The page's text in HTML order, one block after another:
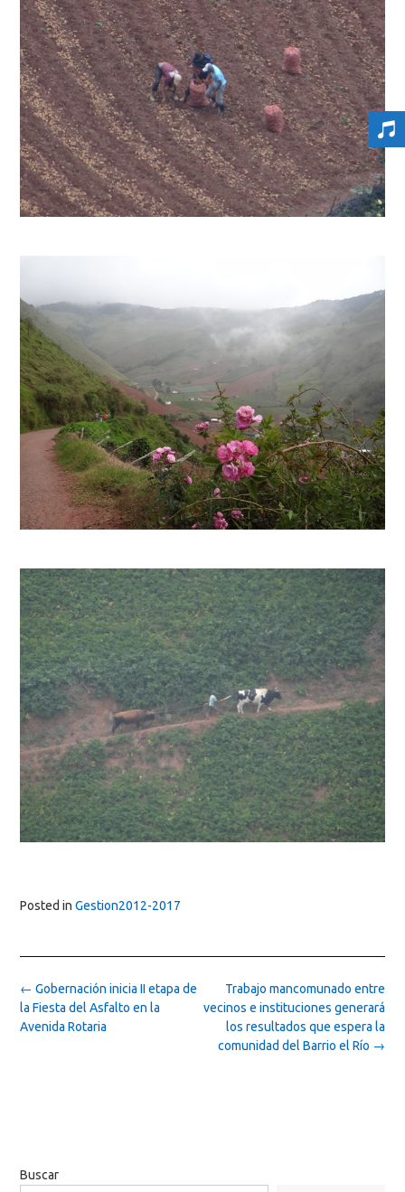
Posted in Gestion2012-2017
Post
navigation
Trabajo mancomunado entre
vecinos e instituciones generará
los resultados que espera la
comunidad del Barrio el Río →
← Gobernación inicia II etapa de
la Fiesta del Asfalto en la
Avenida Rotaria
Buscar